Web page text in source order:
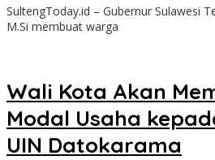
SultengToday.id – Gubernur Sulawesi
M.Si membuat warga
Wali Kota Akan
Modal Usaha
UIN Datokarama